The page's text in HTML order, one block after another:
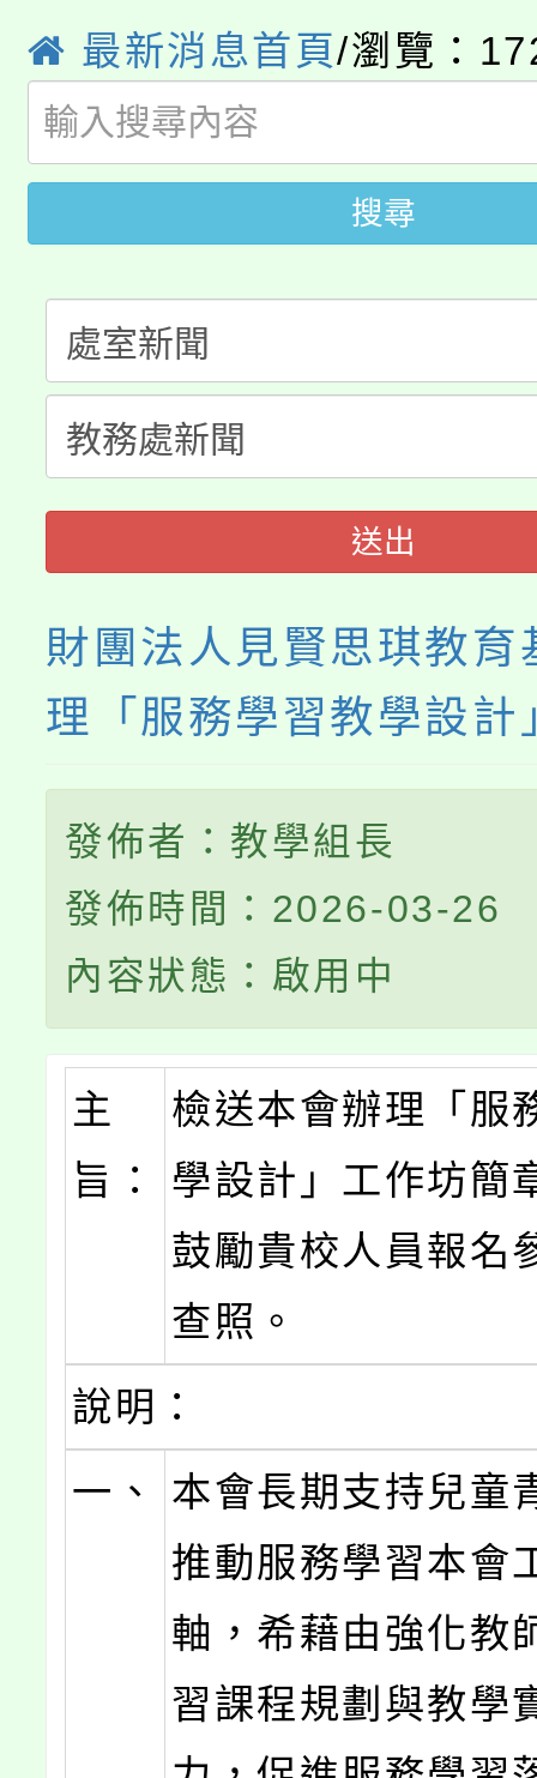
局官網。
8月14至27日，桃園電
開!
115年桃園市運動會8/
田徑場及游泳池舉行。
桃園市低收入戶享有免
視費優惠，中低收入戶
半價優惠，詳情可洽有
者。
大園自造教育及科技中
份教師增能研習
大溪自造教育及科技中
份教師研習
淨零綠生活教案入校路
會
115年食農教育專業人
程
最新消息首頁/瀏覽：
搜尋
送出
財團法人見賢思琪教育
理「服務學習教學設計
發佈者：教學組長
發佈時間：2026-03-26
內容狀態：啟用中
主
旨：
檢送本會辦理「服
學設計」工作坊簡
鼓勵貴校人員報名
查照。
說明：
一、
本會長期支持兒童
推動服務學習本會
軸，希藉由強化教
習課程規劃與教學